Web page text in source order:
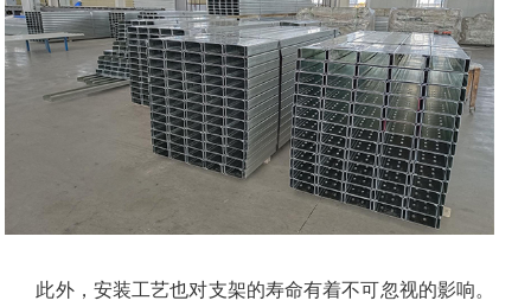
此外，安装工艺也对支架的寿命有着不可忽视的影响。